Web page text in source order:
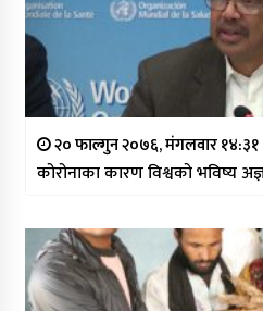
२० फाल्गुन २०७६, मंगलवार १४:३१
कोरोनाका कारण विश्वको भविष्य